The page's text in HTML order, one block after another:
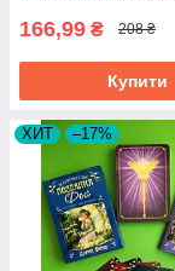
166,99 ₴ 208 ₴
Купити
ХИТ –17%